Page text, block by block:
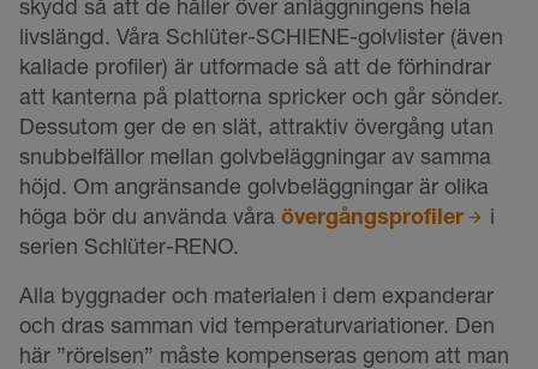
skydd så att de håller över anläggningens hela
livslängd. Våra Schlüter-SCHIENE-golvlister (även
kallade profiler) är utformade så att de förhindrar
att kanterna på plattorna spricker och går sönder.
Dessutom ger de en slät, attraktiv övergång utan
snubbelfällor mellan golvbeläggningar av samma
höjd. Om angränsande golvbeläggningar är olika
höga bör du använda våra övergångsprofiler
i
serien Schlüter-RENO.
Alla byggnader och materialen i dem expanderar
och dras samman vid temperaturvariationer. Den
här ”rörelsen” måste kompenseras genom att man